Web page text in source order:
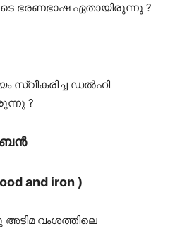
ഭരണഭാഷ ഏതായിരുന്നു ?
സ്വീകരിച്ച ഡൽഹി
?
and iron )
വംശത്തിലെ